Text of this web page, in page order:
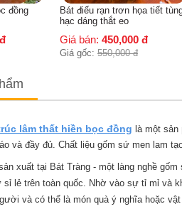
đồng
đ
Bát điếu rạn trơn họa tiết
hạc dáng thắt eo
Giá bán: 450,000 đ
Giá gốc: 550,000 đ
lâm thất hiền bọc đồng là một
và đầy đủ. Chất liệu gốm sứ men lam
xuất tại Bát Tràng - một làng nghề
sỉ lẻ trên toàn quốc. Nhờ vào sự tỉ mỉ và
và có thể là món quà ý nghĩa hoặc